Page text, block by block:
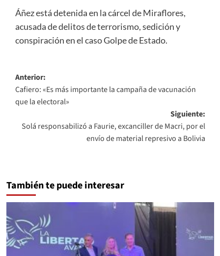
Áñez está detenida en la cárcel de Miraflores,
acusada de delitos de terrorismo, sedición y
conspiración en el caso Golpe de Estado.
Navegación
de
entradas
Anterior:
Cafiero: «Es más importante la campaña de vacunación
que la electoral»
Siguiente:
Solá responsabilizó a Faurie, excanciller de Macri, por el
envío de material represivo a Bolivia
También te puede interesar